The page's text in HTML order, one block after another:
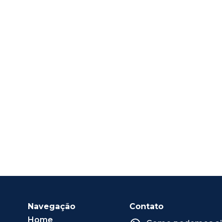
Navegação
Home
Contato